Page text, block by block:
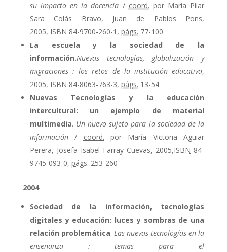
su impacto en la docencia / coord. por María Pilar
Sara Colás Bravo, Juan de Pablos Pons,
2005, ISBN 84-9700-260-1, págs. 77-100
La escuela y la sociedad de la
información.Nuevas tecnologías, globalización y
migraciones : los retos de la institución educativa,
2005, ISBN 84-8063-763-3, págs. 13-54
Nuevas Tecnologías y la educación
intercultural: un ejemplo de material
multimedia. Un nuevo sujeto para la sociedad de la
información/ coord. por María Victoria Aguiar
Perera, Josefa Isabel Farray Cuevas, 2005,ISBN 84-
9745-093-0, págs. 253-260
2004
Sociedad de la información, tecnologías
digitales y educación: luces y sombras de una
relación problemática. Las nuevas tecnologías en la
enseñanza : temas para el